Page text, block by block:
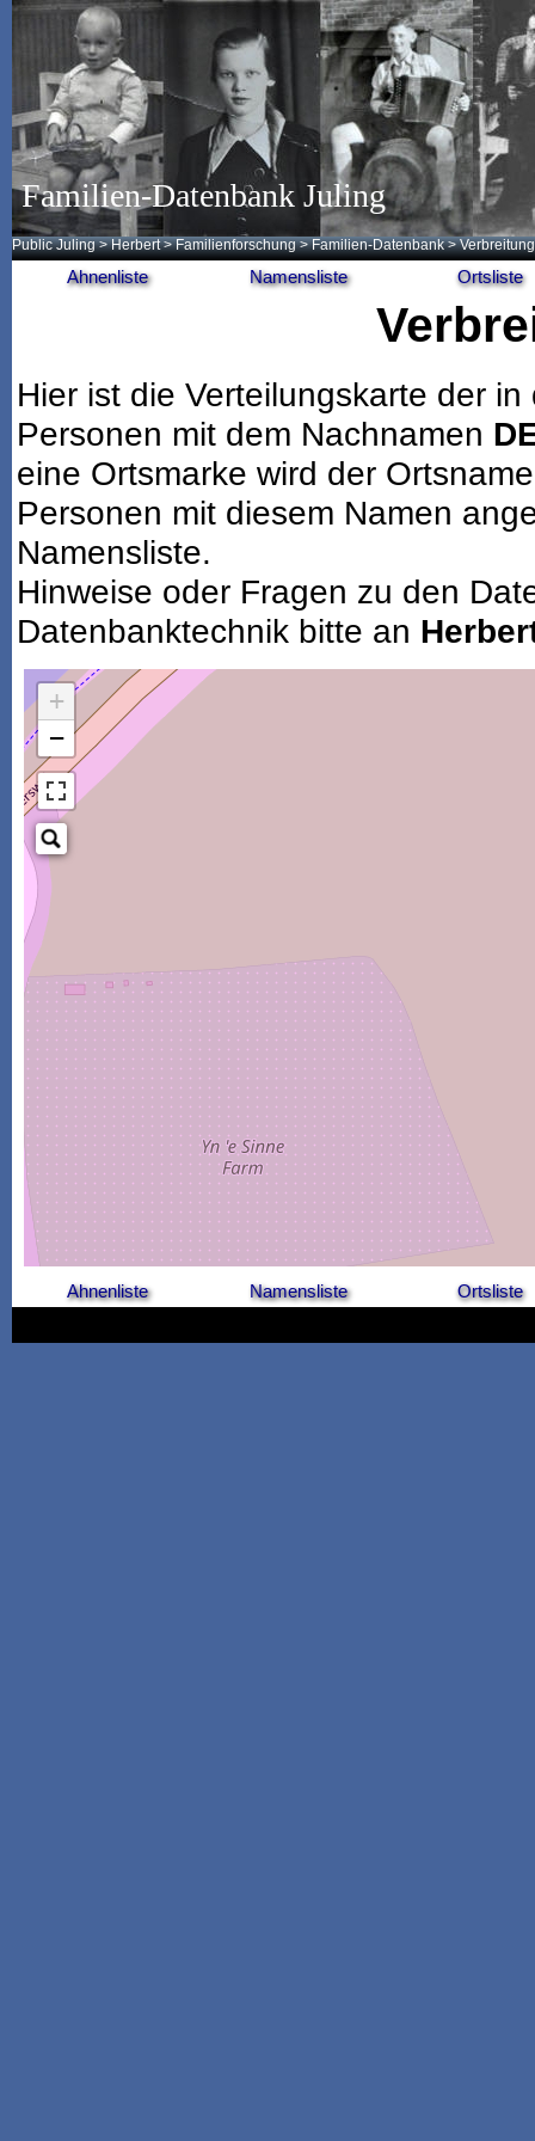
Familien-Datenbank Juling
Public Juling >Herbert >Familienforschung >Familien-Datenbank >
Ahnenliste Namensliste Ortsliste
Hier ist die Verteilungskarte der
Personen mit dem Nachnamen
eine Ortsmarke wird der
Personen mit diesem Namen
Namensliste.
Hinweise oder Fragen zu den
Datenbanktechnik bitte an
+
−
Ahnenliste Namensliste Ortsliste